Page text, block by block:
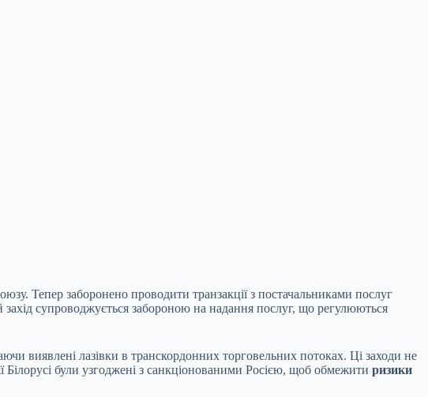
Тепер заборонено проводити транзакції з постачальниками послуг
супроводжується забороною на надання послуг, що регулюються
виявлені лазівки в транскордонних торговельних потоках. Ці заходи не
були узгоджені з санкціонованими Росією, щоб обмежити ризики